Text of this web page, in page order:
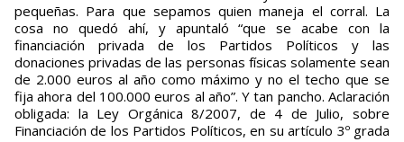
pequeñas. Para que sepamos quien maneja el corral. La
cosa no quedó ahí, y apuntaló “que se acabe con la
financiación privada de los Partidos Políticos y las
donaciones privadas de las personas físicas solamente sean
de 2.000 euros al año como máximo y no el techo que se
fija ahora del 100.000 euros al año”. Y tan pancho. Aclaración
obligada: la Ley Orgánica 8/2007, de 4 de Julio, sobre
Financiación de los Partidos Políticos, en su artículo 3º grada